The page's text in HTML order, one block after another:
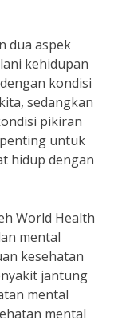
dua aspek
kehidupan
kondisi
sedangkan
pikiran
penting untuk
hidup dengan
World Health
mental
kesehatan
jantung
mental
mental